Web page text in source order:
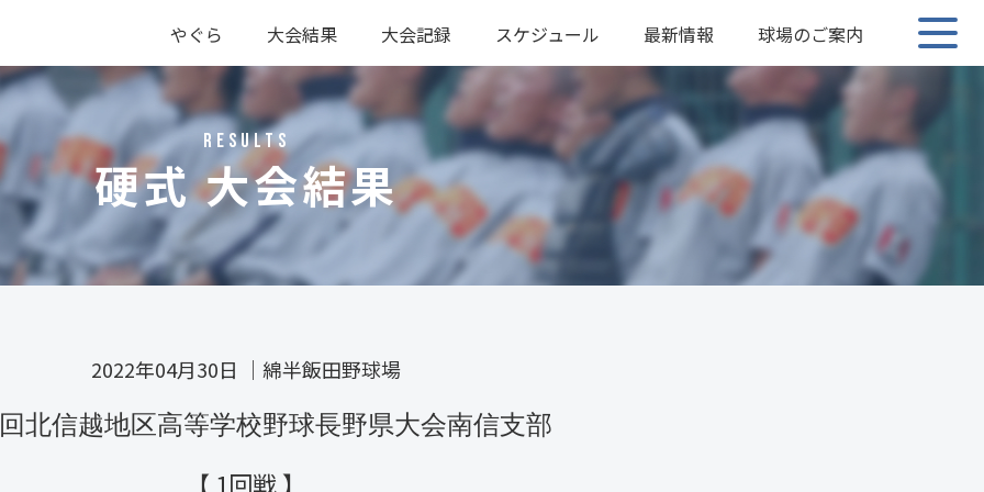
やぐら
大会結果
硬式
軟式
大会記録
硬式
軟式
スケジュール 最新情報 球場のご案内
RESULTS
硬式 大会結果
2022年04月30日 ｜ 綿半飯田野球場
回北信越地区高等学校野球長野県大会南信支部
【 1回戦 】